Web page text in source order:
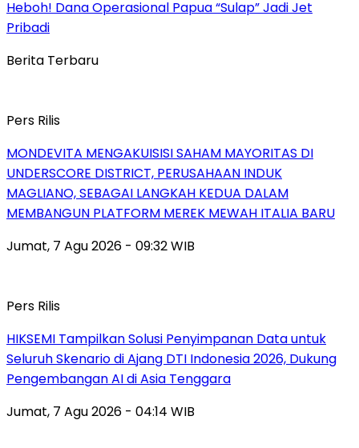
Heboh! Dana Operasional Papua “Sulap” Jadi Jet
Pribadi
Berita Terbaru
Pers Rilis
MONDEVITA MENGAKUISISI SAHAM MAYORITAS DI
UNDERSCORE DISTRICT, PERUSAHAAN INDUK
MAGLIANO, SEBAGAI LANGKAH KEDUA DALAM
MEMBANGUN PLATFORM MEREK MEWAH ITALIA BARU
Jumat, 7 Agu 2026 - 09:32 WIB
Pers Rilis
HIKSEMI Tampilkan Solusi Penyimpanan Data untuk
Seluruh Skenario di Ajang DTI Indonesia 2026, Dukung
Pengembangan AI di Asia Tenggara
Jumat, 7 Agu 2026 - 04:14 WIB